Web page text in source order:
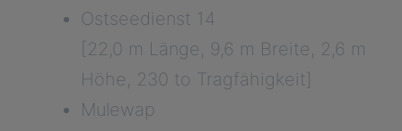
Ostseedienst 14
[22,0 m Länge, 9,6 m Breite, 2,6 m
Höhe, 230 to Tragfähigkeit]
Mulewap